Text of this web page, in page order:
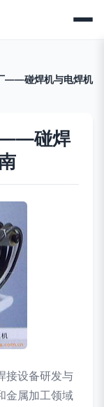
——碰焊机与电焊机
——碰焊
接设备研发与
金属加工领域